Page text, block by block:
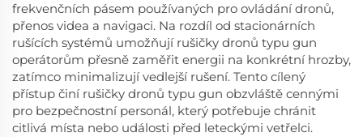
frekvenčních pásem používaných pro ovládání dronů,
přenos videa a navigaci. Na rozdíl od stacionárních
rušících systémů umožňují rušičky dronů typu gun
operátorům přesně zaměřit energii na konkrétní hrozby,
zatímco minimalizují vedlejší rušení. Tento cílený
přístup činí rušičky dronů typu gun obzvláště cennými
pro bezpečnostní personál, který potřebuje chránit
citlivá místa nebo události před leteckými vetřelci.